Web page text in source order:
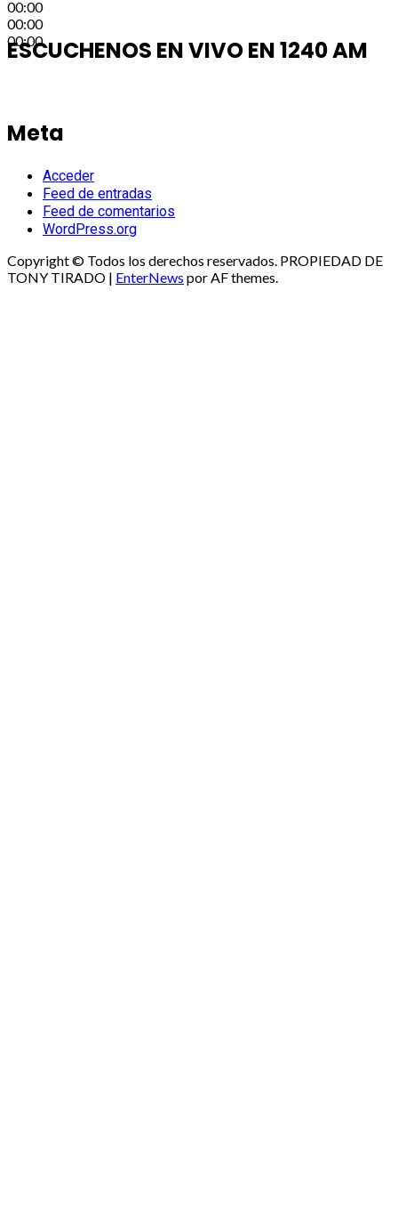
00:00
00:00
00:00
ESCUCHENOS EN VIVO EN 1240 AM
Meta
Acceder
Feed de entradas
Feed de comentarios
WordPress.org
Copyright © Todos los derechos reservados. PROPIEDAD DE
TONY TIRADO | EnterNews por AF themes.